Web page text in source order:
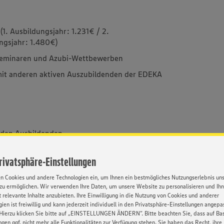
Einstellungen
Cookies und andere Technologien ein, um Ihnen ein bestmögliches Nutzungserlebnis
ermöglichen. Wir verwenden Ihre Daten, um unsere Website zu personalisieren und
relevante Inhalte anzubieten. Ihre Einwilligung in die Nutzung von Cookies und anderer
ist freiwillig und kann jederzeit individuell in den Privatsphäre-Einstellungen
klicken Sie bitte auf „EINSTELLUNGEN ÄNDERN”. Bitte beachten Sie, dass auf
ggf. nicht mehr alle Funktionalitäten zur Verfügung stehen. Sie haben das Recht, ihre
Ausbildungsjahr: 1.231€ / 2.
1.480€)
und Azubi-Wettbewerben
anderen aktiven Auszubildenden der EDEKA
Ausbildenden
nach der Ausbildung
Rabatt auf ihre Einkäufe